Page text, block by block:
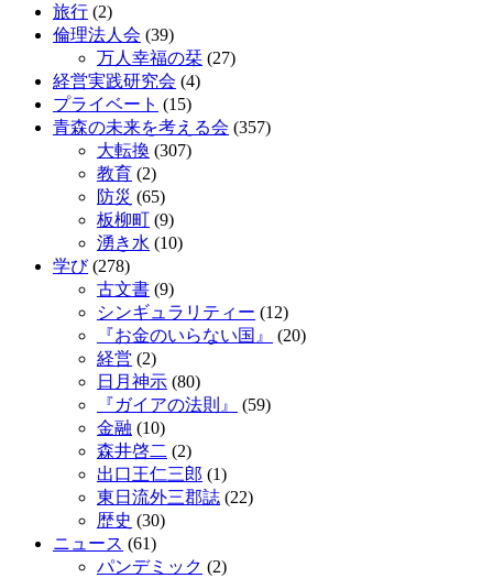
旅行 (2)
倫理法人会 (39)
万人幸福の栞 (27)
経営実践研究会 (4)
プライベート (15)
青森の未来を考える会 (357)
大転換 (307)
教育 (2)
防災 (65)
板柳町 (9)
湧き水 (10)
学び(278)
古文書 (9)
シンギュラリティー (12)
『お金のいらない国』
(20)
経営 (2)
日月神示 (80)
『ガイアの法則』
(59)
金融 (10)
森井啓二 (2)
出口王仁三郎 (1)
東日流外三郡誌 (22)
歴史 (30)
ニュース (61)
パンデミック (2)